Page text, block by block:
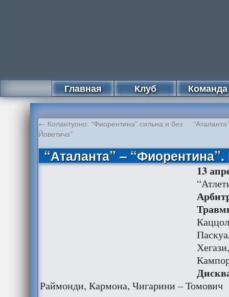
Главная Клуб Команда
← Колантуоно: “Фиорентина” сильна и без
Йоветича”
“Аталанта” –
13
Раймонди, Кармона, Чигарини – Томович